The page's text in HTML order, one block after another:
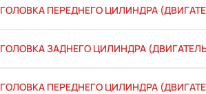
ГОЛОВКА ПЕРЕДНЕГО ЦИЛИНДРА
ГОЛОВКА ЗАДНЕГО ЦИЛИНДРА
ГОЛОВКА ПЕРЕДНЕГО ЦИЛИНДРА